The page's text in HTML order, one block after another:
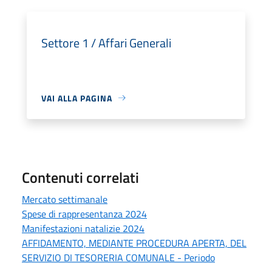
Settore 1 / Affari Generali
VAI ALLA PAGINA
Contenuti correlati
Mercato settimanale
Spese di rappresentanza 2024
Manifestazioni natalizie 2024
AFFIDAMENTO, MEDIANTE PROCEDURA APERTA, DEL
SERVIZIO DI TESORERIA COMUNALE - Periodo